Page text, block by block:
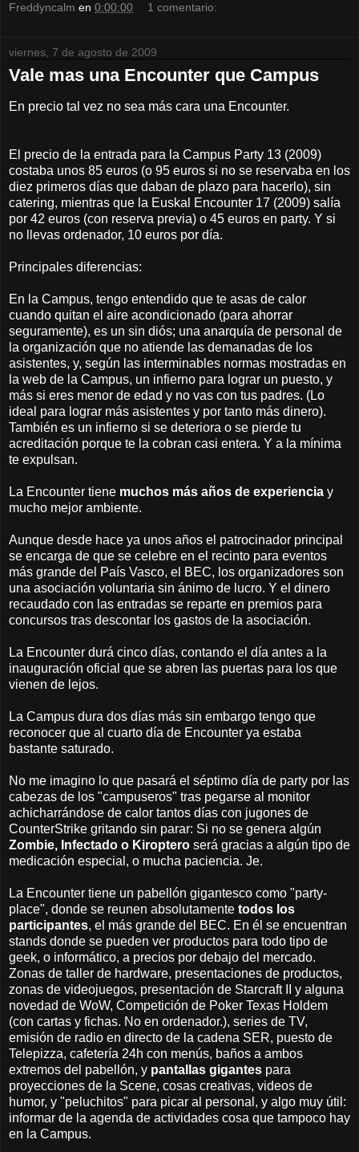
Freddyncalm en 0:00:00 1 comentario:
viernes, 7 de agosto de 2009
Vale mas una Encounter que Campus
En precio tal vez no sea más cara una Encounter.
El precio de la entrada para la Campus Party 13 (2009)
costaba unos 85 euros (o 95 euros si no se reservaba en los
diez primeros días que daban de plazo para hacerlo), sin
catering, mientras que la Euskal Encounter 17 (2009) salía
por 42 euros (con reserva previa) o 45 euros en party. Y si
no llevas ordenador, 10 euros por día.
Principales diferencias:
En la Campus, tengo entendido que te asas de calor
cuando quitan el aire acondicionado (para ahorrar
seguramente), es un sin diós; una anarquía de personal de
la organización que no atiende las demanadas de los
asistentes, y, según las interminables normas mostradas en
la web de la Campus, un infierno para lograr un puesto, y
más si eres menor de edad y no vas con tus padres. (Lo
ideal para lograr más asistentes y por tanto más dinero).
También es un infierno si se deteriora o se pierde tu
acreditación porque te la cobran casi entera. Y a la mínima
te expulsan.
La Encounter tiene muchos más años de experiencia y
mucho mejor ambiente.
Aunque desde hace ya unos años el patrocinador principal
se encarga de que se celebre en el recinto para eventos
más grande del País Vasco, el BEC, los organizadores son
una asociación voluntaria sin ánimo de lucro. Y el dinero
recaudado con las entradas se reparte en premios para
concursos tras descontar los gastos de la asociación.
La Encounter durá cinco días, contando el día antes a la
inauguración oficial que se abren las puertas para los que
vienen de lejos.
La Campus dura dos días más sin embargo tengo que
reconocer que al cuarto día de Encounter ya estaba
bastante saturado.
No me imagino lo que pasará el séptimo día de party por las
cabezas de los "campuseros" tras pegarse al monitor
achicharrándose de calor tantos días con jugones de
CounterStrike gritando sin parar: Si no se genera algún
Zombie, Infectado o Kiroptero será gracias a algún tipo de
medicación especial, o mucha paciencia. Je.
La Encounter tiene un pabellón gigantesco como "party-
place", donde se reunen absolutamente todos los
participantes, el más grande del BEC. En él se encuentran
stands donde se pueden ver productos para todo tipo de
geek, o informático, a precios por debajo del mercado.
Zonas de taller de hardware, presentaciones de productos,
zonas de videojuegos, presentación de Starcraft II y alguna
novedad de WoW, Competición de Poker Texas Holdem
(con cartas y fichas. No en ordenador.), series de TV,
emisión de radio en directo de la cadena SER, puesto de
Telepizza, cafetería 24h con menús, baños a ambos
extremos del pabellón, y pantallas gigantes para
proyecciones de la Scene, cosas creativas, videos de
humor, y "peluchitos" para picar al personal, y algo muy útil:
informar de la agenda de actividades cosa que tampoco hay
en la Campus.